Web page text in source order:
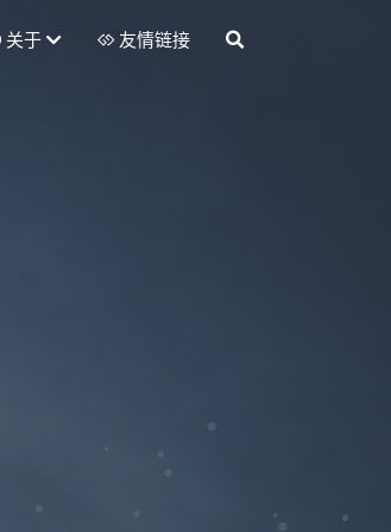
关于 友情链接